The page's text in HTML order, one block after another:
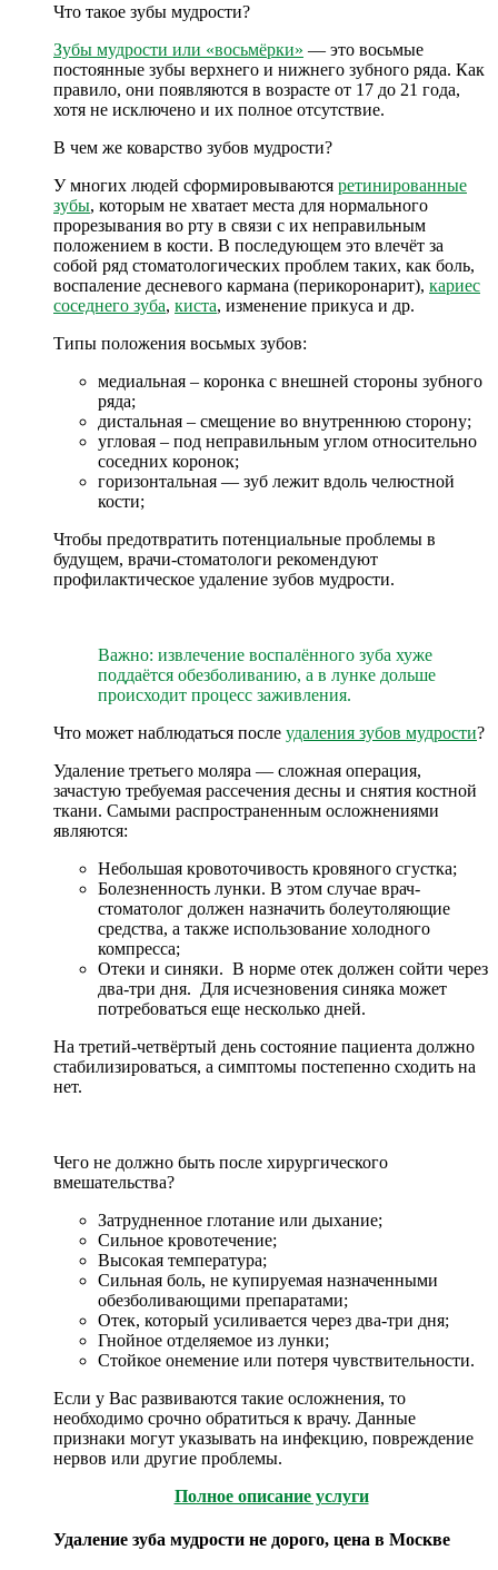
Что такое зубы мудрости?
Зубы мудрости или «восьмёрки» — это восьмые
постоянные зубы верхнего и нижнего зубного ряда. Как
правило, они появляются в возрасте от 17 до 21 года,
хотя не исключено и их полное отсутствие.
В чем же коварство зубов мудрости?
У многих людей сформировываются ретинированные
зубы, которым не хватает места для нормального
прорезывания во рту в связи с их неправильным
положением в кости. В последующем это влечёт за
собой ряд стоматологических проблем таких, как боль,
воспаление десневого кармана (перикоронарит), кариес
соседнего зуба, киста, изменение прикуса и др.
Типы положения восьмых зубов:
медиальная – коронка с внешней стороны зубного
ряда;
дистальная – смещение во внутреннюю сторону;
угловая – под неправильным углом относительно
соседних коронок;
горизонтальная — зуб лежит вдоль челюстной
кости;
Чтобы предотвратить потенциальные проблемы в
будущем, врачи-стоматологи рекомендуют
профилактическое удаление зубов мудрости.
Важно: извлечение воспалённого зуба хуже
поддаётся обезболиванию, а в лунке дольше
происходит процесс заживления.
Что может наблюдаться после удаления зубов мудрости?
Удаление третьего моляра — сложная операция,
зачастую требуемая рассечения десны и снятия костной
ткани. Самыми распространенным осложнениями
являются:
Небольшая кровоточивость кровяного сгустка;
Болезненность лунки. В этом случае врач-
стоматолог должен назначить болеутоляющие
средства, а также использование холодного
компресса;
Отеки и синяки. В норме отек должен сойти через
два-три дня. Для исчезновения синяка может
потребоваться еще несколько дней.
На третий-четвёртый день состояние пациента должно
стабилизироваться, а симптомы постепенно сходить на
нет.
Чего не должно быть после хирургического
вмешательства?
Затрудненное глотание или дыхание;
Сильное кровотечение;
Высокая температура;
Сильная боль, не купируемая назначенными
обезболивающими препаратами;
Отек, который усиливается через два-три дня;
Гнойное отделяемое из лунки;
Стойкое онемение или потеря чувствительности.
Если у Вас развиваются такие осложнения, то
необходимо срочно обратиться к врачу. Данные
признаки могут указывать на инфекцию, повреждение
нервов или другие проблемы.
Полное описание услуги
Удаление зуба мудрости не дорого, цена в Москве